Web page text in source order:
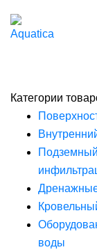
Категории
воды